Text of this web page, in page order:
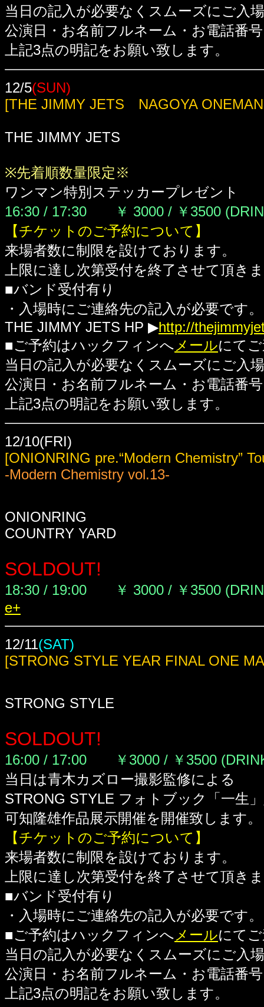
当日の記入が必要なくスムーズにご入
公演日・お名前フルネーム・お電話番号
上記3点の明記をお願い致します。
12/5(SUN)
[THE JIMMY JETS NAGOYA
THE JIMMY JETS
※先着順数量限定※
ワンマン特別ステッカープレゼント
16:30 / 17:30 ￥ 3000 / ￥3500
【チケットのご予約について】
来場者数に制限を設けております。
上限に達し次第受付を終了させて頂き
■バンド受付有り
・入場時にご連絡先の記入が必要です。
THE JIMMY JETS HP ▶http://
■ご予約はハックフィンへ メールにて
当日の記入が必要なくスムーズにご入
公演日・お名前フルネーム・お電話番号
上記3点の明記をお願い致します。
12/10(FRI)
[ONIONRING pre.“Modern Chemistry”
-Modern Chemistry vol.13-
ONIONRING
COUNTRY YARD
SOLDOUT!
18:30 / 19:00 ￥ 3000 / ￥3500
e+
12/11(SAT)
[STRONG STYLE YEAR FINAL ONE
STRONG STYLE
SOLDOUT!
16:00 / 17:00 ￥3000 / ￥3500
当日は青木カズロー撮影監修による
STRONG STYLE フォトブック「一生
可知隆雄作品展示開催を開催致します。
【チケットのご予約について】
来場者数に制限を設けております。
上限に達し次第受付を終了させて頂き
■バンド受付有り
・入場時にご連絡先の記入が必要です。
■ご予約はハックフィンへ メールにて
当日の記入が必要なくスムーズにご入
公演日・お名前フルネーム・お電話番号
上記3点の明記をお願い致します。